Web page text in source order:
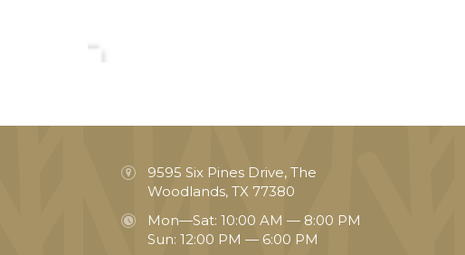
9595 Six Pines Drive, The
Woodlands, TX 77380
Mon—Sat: 10:00 AM — 8:00 PM
Sun: 12:00 PM — 6:00 PM